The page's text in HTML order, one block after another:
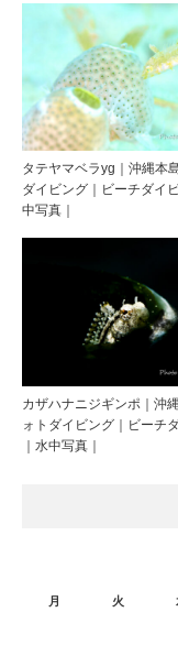
タテヤマベラyg｜沖縄本
ダイビング｜ビーチダイ
中写真｜
カザハナニジギンポ｜沖
ォトダイビング｜ビーチ
｜水中写真｜
月
火